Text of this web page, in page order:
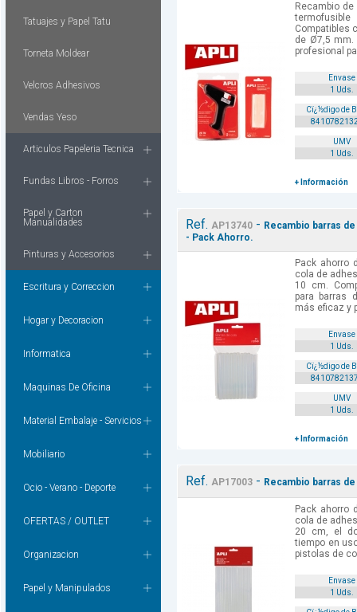
Tatuajes y Papel Tatu
Torneta Moldear
Velcros Adhesivos
Vendas Yeso
Articulos Papeleria Tecnica
Fundas Libros - Forros
Papel y Carton
Manualidades
Pinturas y Accesorios
Escritura y Correccion
Hogar y Decoracion
Informatica
Maquinas De Oficina
Material Embalaje - Servicios
Mobiliario
Ocio - Verano - Deporte
OFERTAS / OUTLET
Organizacion
Papel y Manipulados
Recambio
Compatibles
de Ø7,5 mm.
profesional
Envase
1 Uds.
Cï¿½digo de
UMV
1 Uds.
+ Información
Ref. AP13740 - Recambio barras
- Pack Ahorro.
Pack ahorro
cola de
10 cm.
para barras
más eficaz y
Envase
1 Uds.
Cï¿½digo de
UMV
1 Uds.
+ Información
Ref. AP17003 - Recambio barras
Pack ahorro
cola de
20 cm, el
tiempo en
pistolas de
Envase
1 Uds.